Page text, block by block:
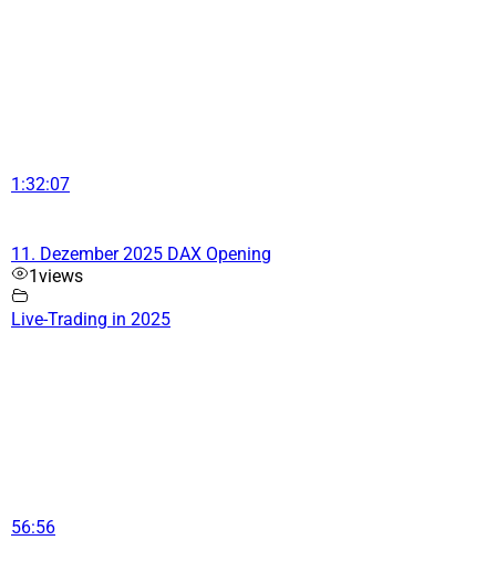
1:32:07
11. Dezember 2025 DAX Opening
1views
Live-Trading in 2025
56:56